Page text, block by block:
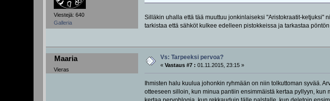
Viestejä: 640
Galleria
Silläkin uhalla että tää muuttuu jonkinlaiseksi "Aristokraatit-ketjuksi"
tarkistaa että sähköt kulkee edelleen pistokkeissa ja tarkastaa
Maaria
Vieras
Vs: Tarpeeksi pervoa?
«Vastaus #7 : 01.11.2015, 23:15 »
Ihmisten halu kuulua johonkin ryhmään on niin tolkuttoman syvää.
otteeseen silloin, kun minua pantiin ensimmäistä kertaa pyllyyn,